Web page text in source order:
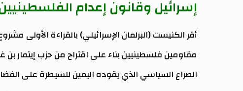
إسرائيل وقانون إعدام
أقر الكنيست (البرلمان الإسرائيلي) بالقراءة الأولى
مقاومين فلسطينيين بناء على اقتراح من حزب إيتمار
الصراع السياسي الذي يقوده اليمين للسيطرة على